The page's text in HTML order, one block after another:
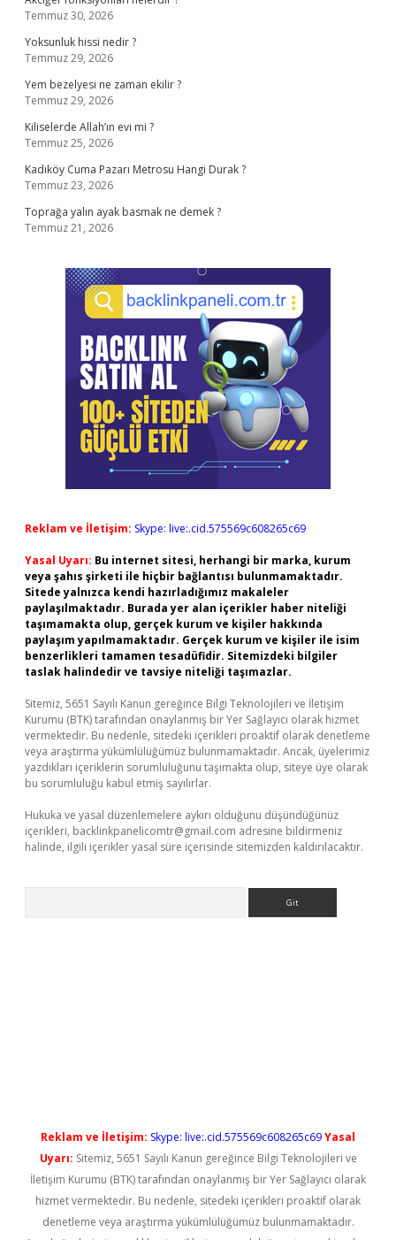
Temmuz 30, 2026
Yoksunluk hissi nedir ?
Temmuz 29, 2026
Yem bezelyesi ne zaman ekilir ?
Temmuz 29, 2026
Kiliselerde Allah’ın evi mi ?
Temmuz 25, 2026
Kadıköy Cuma Pazarı Metrosu Hangi Durak ?
Temmuz 23, 2026
Toprağa yalın ayak basmak ne demek ?
Temmuz 21, 2026
Reklam ve İletişim: Skype: live:.cid.575569c608265c69
Yasal Uyarı: Bu internet sitesi, herhangi bir marka, kurum
veya şahıs şirketi ile hiçbir bağlantısı bulunmamaktadır.
Sitede yalnızca kendi hazırladığımız makaleler
paylaşılmaktadır. Burada yer alan içerikler haber niteliği
taşımamakta olup, gerçek kurum ve kişiler hakkında
paylaşım yapılmamaktadır. Gerçek kurum ve kişiler ile isim
benzerlikleri tamamen tesadüfidir. Sitemizdeki bilgiler
taslak halindedir ve tavsiye niteliği taşımazlar.
Sitemiz, 5651 Sayılı Kanun gereğince Bilgi Teknolojileri ve İletişim
Kurumu (BTK) tarafından onaylanmış bir Yer Sağlayıcı olarak hizmet
vermektedir. Bu nedenle, sitedeki içerikleri proaktif olarak denetleme
veya araştırma yükümlülüğümüz bulunmamaktadır. Ancak, üyelerimiz
yazdıkları içeriklerin sorumluluğunu taşımakta olup, siteye üye olarak
bu sorumluluğu kabul etmiş sayılırlar.
Hukuka ve yasal düzenlemelere aykırı olduğunu düşündüğünüz
içerikleri, backlinkpanelicomtr@gmail.com adresine bildirmeniz
halinde, ilgili içerikler yasal süre içerisinde sitemizden kaldırılacaktır.
Reklam ve İletişim: Skype: live:.cid.575569c608265c69Yasal
Uyarı: Sitemiz, 5651 Sayılı Kanun gereğince Bilgi Teknolojileri ve
İletişim Kurumu (BTK) tarafından onaylanmış bir Yer Sağlayıcı olarak
hizmet vermektedir. Bu nedenle, sitedeki içerikleri proaktif olarak
denetleme veya araştırma yükümlülüğümüz bulunmamaktadır.